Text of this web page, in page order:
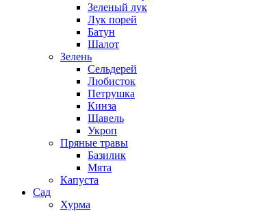
Зеленый лук
Лук порей
Батун
Шалот
Зелень
Сельдерей
Любисток
Петрушка
Кинза
Щавель
Укроп
Пряные травы
Базилик
Мята
Капуста
Сад
Хурма